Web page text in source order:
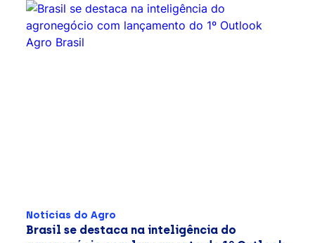
Notícias do Agro
Brasil se destaca na inteligência do